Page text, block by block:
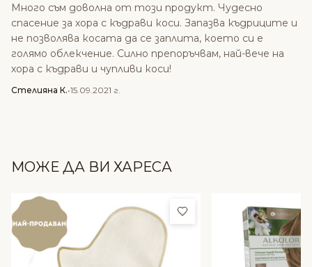
Много съм доволна от този продукт. Чудесно
спасение за хора с къдрави коси. Запазва къдриците и
не позволява косата да се заплита, което си е
голямо облекчение. Силно препоръчвам, най-вече на
хора с къдрави и чупливи коси!
Стелияна К.•15.09.2021 г.
МОЖЕ ДА ВИ ХАРЕСА
Добави в любими